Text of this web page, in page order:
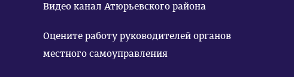
Видео канал Атюрьевского района
Оцените работу руководителей органов
местного самоуправления